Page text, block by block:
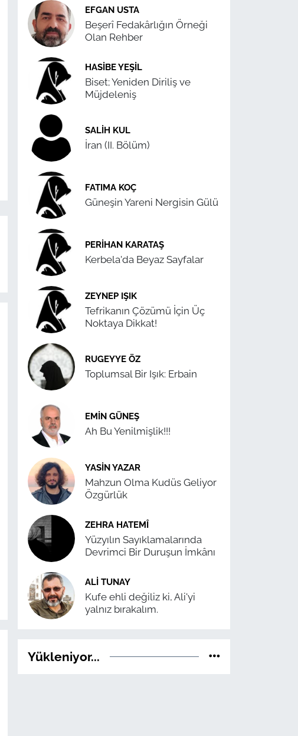
EFGAN USTA
Beşerî Fedakârlığın Örneği
Olan Rehber
HASIBE YEŞIL
Biset; Yeniden Diriliş ve
Müjdeleniş
SALIH KUL
İran (II. Bölüm)
FATIMA KOÇ
Güneşin Yareni Nergisin Gülü
PERIHAN KARATAŞ
Kerbela'da Beyaz Sayfalar
ZEYNEP IŞIK
Tefrikanın Çözümü İçin Üç
Noktaya Dikkat!
RUGEYYE ÖZ
Toplumsal Bir Işık: Erbain
EMIN GÜNEŞ
Ah Bu Yenilmişlik!!!
YASIN YAZAR
Mahzun Olma Kudüs Geliyor
Özgürlük
ZEHRA HATEMÎ
Yüzyılın Sayıklamalarında
Devrimci Bir Duruşun İmkânı
ALI TUNAY
Kufe ehli değiliz ki, Ali'yi
yalnız bırakalım.
Yükleniyor...